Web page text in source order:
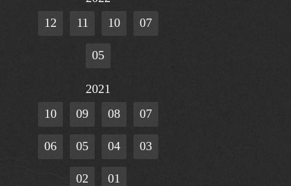
12
11 10 07
05
2021
10
09 08 07
06 05 04 03
02 01